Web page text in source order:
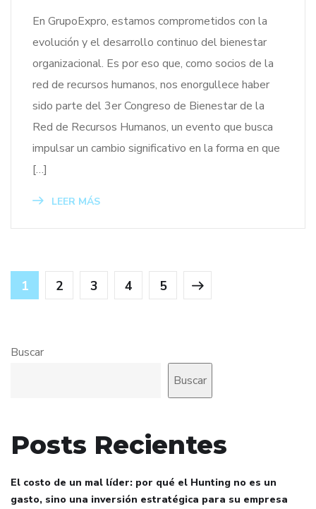
En GrupoExpro, estamos comprometidos con la
evolución y el desarrollo continuo del bienestar
organizacional. Es por eso que, como socios de la
red de recursos humanos, nos enorgullece haber
sido parte del 3er Congreso de Bienestar de la
Red de Recursos Humanos, un evento que busca
impulsar un cambio significativo en la forma en que
[…]
LEER MÁS
1 2 3 4 5
Buscar
Buscar
Posts Recientes
El costo de un mal líder: por qué el Hunting no es un
gasto, sino una inversión estratégica para su empresa